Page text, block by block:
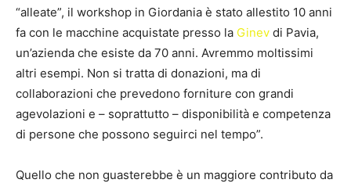
“alleate”, il workshop in Giordania è stato allestito 10 anni
fa con le macchine acquistate presso la Ginev di Pavia,
un’azienda che esiste da 70 anni. Avremmo moltissimi
altri esempi. Non si tratta di donazioni, ma di
collaborazioni che prevedono forniture con grandi
agevolazioni e – soprattutto – disponibilità e competenza
di persone che possono seguirci nel tempo”.
Quello che non guasterebbe è un maggiore contributo da